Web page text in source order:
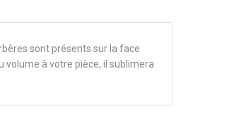
sont présents sur la face
volume à votre pièce, il sublimera